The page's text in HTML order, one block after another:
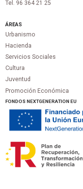
Tel. 96 364 21 25
ÁREAS
Urbanismo
Hacienda
Servicios Sociales
Cultura
Juventud
Promoción Económica
FONDOS NEXTGENERATION EU